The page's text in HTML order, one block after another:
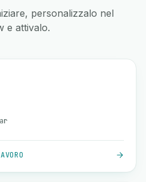
personalizzalo nel
e attivalo.